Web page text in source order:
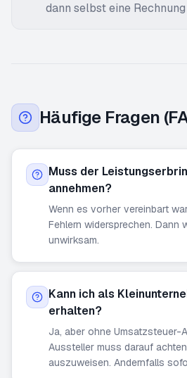
dann selbst eine
Häufige Fragen
Muss der
annehmen?
Wenn es vorher vereinbart
Fehlern widersprechen. Dann
unwirksam.
Kann ich als
erhalten?
Ja, aber ohne Umsatzsteuer-
Aussteller muss darauf
auszuweisen. Andernfalls